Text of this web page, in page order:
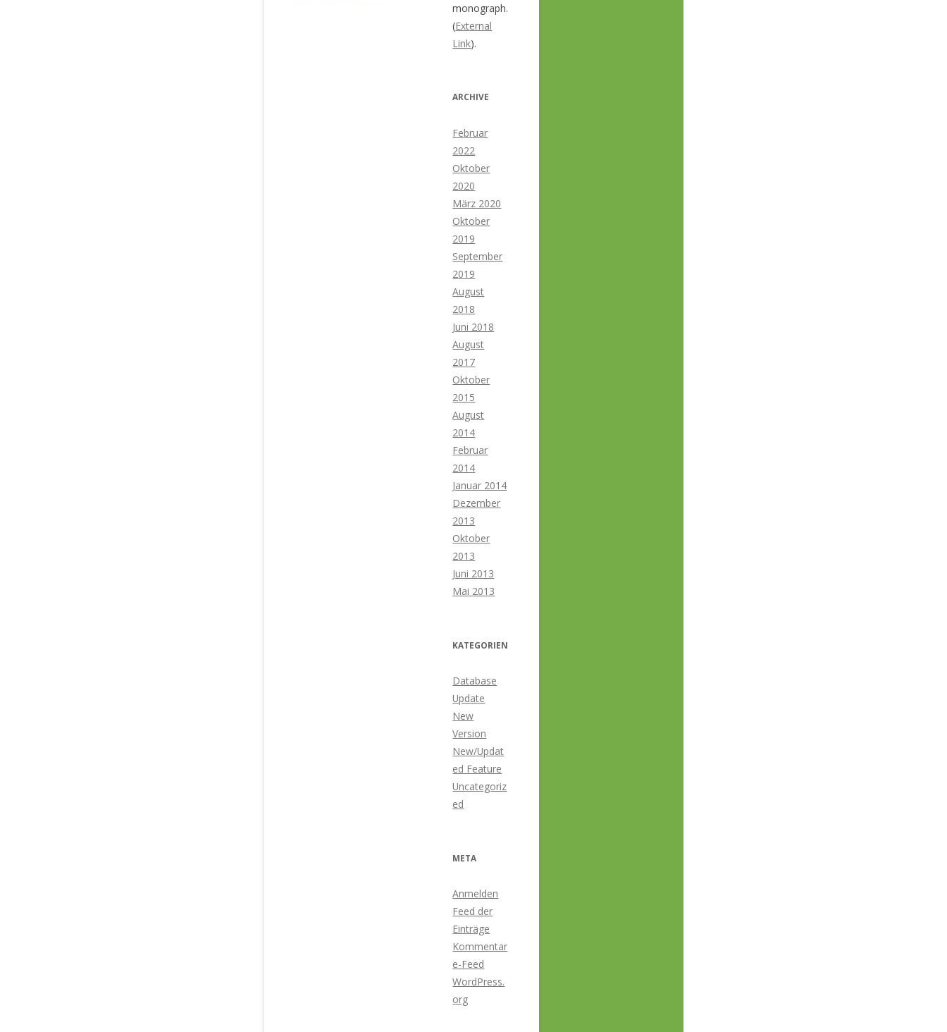
monograph.
(External
Link).
ARCHIVE
Februar
2022
Oktober
2020
März 2020
Oktober
2019
September
2019
August
2018
Juni 2018
August
2017
Oktober
2015
August
2014
Februar
2014
Januar 2014
Dezember
2013
Oktober
2013
Juni 2013
Mai 2013
KATEGORIEN
Database
Update
New
Version
New/Updat
ed Feature
Uncategoriz
ed
META
Anmelden
Feed der
Einträge
Kommentar
e-Feed
WordPress.
org